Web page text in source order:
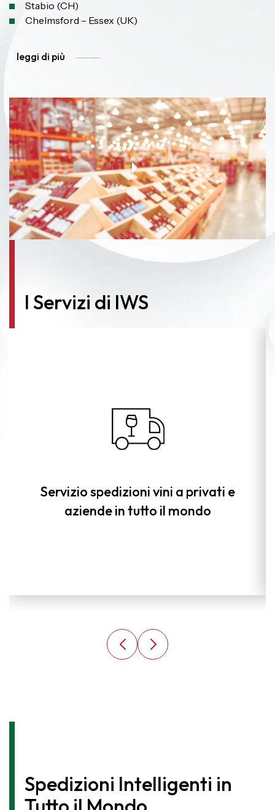
Stabio (CH)
Chelmsford – Essex (UK)
leggi di più
I Servizi di IWS
Servizio spedizioni vini a privati e
aziende in tutto il mondo
Spedizioni Intelligenti in